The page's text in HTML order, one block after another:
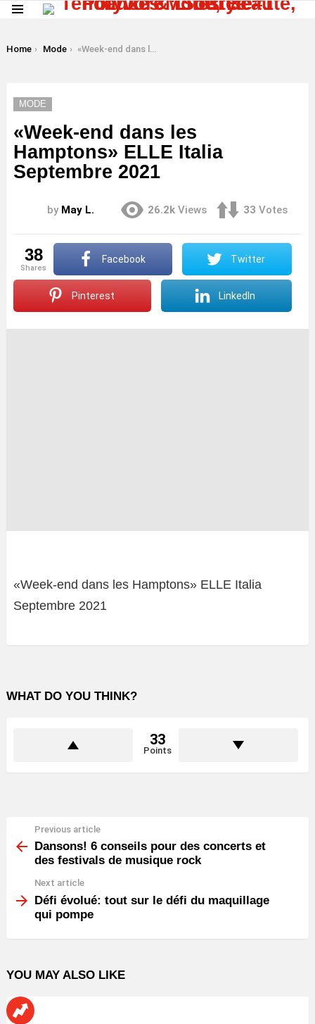
You are here:
Home Mode «Week-end dans les Hamptons» ELLE Italia Septembre 2021
MODE
«Week-end dans les
Hamptons» ELLE Italia
Septembre 2021
by May L. 26.2k Views 33 Votes
38
shares
Facebook Twitter
Pinterest LinkedIn
«Week-end dans les Hamptons» ELLE Italia
Septembre 2021
WHAT DO YOU THINK?
33
Points
more
Previous article
Dansons! 6 conseils pour des concerts et
des festivals de musique rock
Next article
Défi évolué: tout sur le défi du maquillage
qui pompe
YOU MAY ALSO LIKE